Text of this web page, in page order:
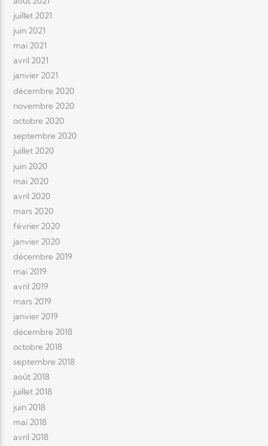
juillet 2021
juin 2021
mai 2021
avril 2021
janvier 2021
décembre 2020
novembre 2020
octobre 2020
septembre 2020
juillet 2020
juin 2020
mai 2020
avril 2020
mars 2020
février 2020
janvier 2020
décembre 2019
mai 2019
avril 2019
mars 2019
janvier 2019
décembre 2018
octobre 2018
septembre 2018
août 2018
juillet 2018
juin 2018
mai 2018
avril 2018